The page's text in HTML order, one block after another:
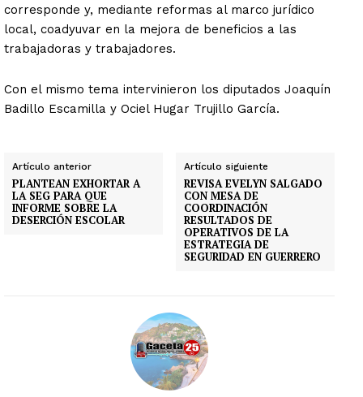
corresponde y, mediante reformas al marco jurídico
local, coadyuvar en la mejora de beneficios a las
trabajadoras y trabajadores.
Con el mismo tema intervinieron los diputados Joaquín
Badillo Escamilla y Ociel Hugar Trujillo García.
Artículo anterior
PLANTEAN EXHORTAR A
LA SEG PARA QUE
INFORME SOBRE LA
DESERCIÓN ESCOLAR
Artículo siguiente
REVISA EVELYN SALGADO
CON MESA DE
COORDINACIÓN
RESULTADOS DE
OPERATIVOS DE LA
ESTRATEGIA DE
SEGURIDAD EN GUERRERO